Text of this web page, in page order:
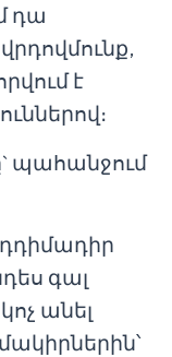
դա
է
պահանջում
գալ
անել